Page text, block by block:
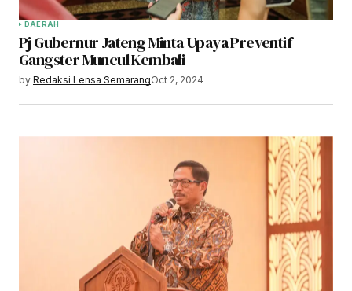
DAERAH
Pj Gubernur Jateng Minta Upaya Preventif
Gangster Muncul Kembali
by Redaksi Lensa SemarangOct 2, 2024